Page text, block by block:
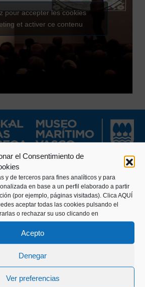
el Consentimiento de
y de terceros para fines analíticos y para
en base a un perfil elaborado a partir
(por ejemplo, páginas visitadas). Clica AQUÍ
aceptar todas las cookies pulsando el
o rechazar su uso clicando en
Acepto
Denegar
Ver preferencias
pour accepter les cookies
et activer ce contenu